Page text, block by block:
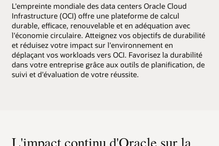
L'empreinte mondiale des data centers Oracle Cloud
Infrastructure (OCI) offre une plateforme de calcul
durable, efficace, renouvelable et en adéquation avec
l'économie circulaire. Atteignez vos objectifs de durabilité
et réduisez votre impact sur l'environnement en
déplaçant vos workloads vers OCI. Favorisez la durabilité
dans votre entreprise grâce aux outils de planification, de
suivi et d'évaluation de votre réussite.
L'impact continu d'Oracle sur la